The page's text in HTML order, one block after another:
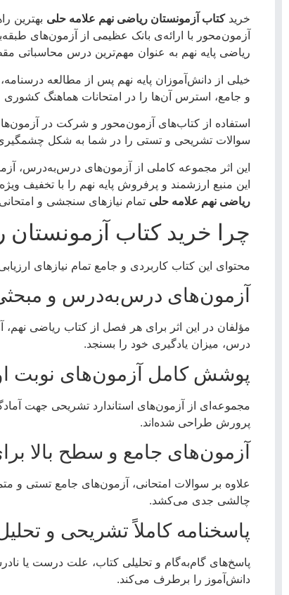
خریدکتاب آزمونستان ریاضی نهم علامه حلی بهترین
آزمون‌محور با ارائه‌ی بانک عظیمی از آزمون‌های
ریاضی پایه نهم به عنوان مهم‌ترین درس محاسباتی
خیلی از دانش‌آموزان پایه نهم پس از مطالعه
و جامع، استرس آن‌ها را در امتحانات هماهنگ
استفاده از کتاب‌های آزمون‌محور و شرکت در
سوالات تشریحی و تستی را در شما به شکل چشمگیری
این اثر مجموعه کاملی از آزمون‌های درس‌به‌درس،
این منبع ارزشمند و پرفروش پایه نهم را با تخفیف
ریاضی نهم علامه حلی تمام نیازهای سنجشی و
چرا خرید کتاب
محتوای این کتاب کاربردی و جامع تمام نیازهای
آزمون‌های درس‌به‌درس و
مؤلفان در این اثر برای هر فصل از کتاب ریاضی
درس، میزان یادگیری خود را بسنجد.
پوشش کامل آزمون‌های نوبت
مجموعه‌ای از آزمون‌های استاندارد تشریحی جهت
پرورش طراحی شده‌اند.
آزمون‌های جامع و سطح بالا
علاوه بر سوالات امتحانی، آزمون‌های جامع تستی
چالشی جدی می‌کشد.
پاسخنامه کاملاً تشریحی و
پاسخ‌های گام‌به‌گام و تحلیلی کتاب، علت درست یا
دانش‌آموز را برطرف می‌کند.